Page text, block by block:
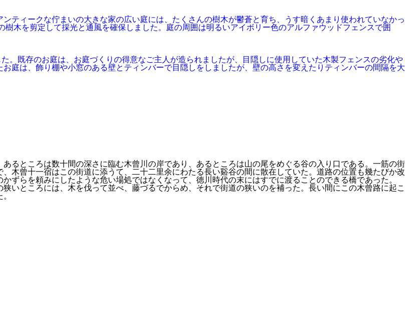
ティークな佇まいの大きな家の広い庭には、たくさんの樹木が鬱蒼と育ち、うす暗くあまり使われていなかっ
木を剪定して採光と通風を確保しました。庭の周囲は明るいアイボリー色のアルファウッドフェンスで囲
。既存のお庭は、お庭づくりの得意なご主人が造られましたが、目隠しに使用していた木製フェンスの劣化や
庭は、飾り棚や小窓のある壁とティンバーで目隠しをしましたが、壁の高さを変えたりティンバーの間隔を大
るところは数十間の深さに臨む木曾川の岸であり、あるところは山の尾をめぐる谷の入り口である。一筋の街
木曾十一宿はこの街道に添うて、二十二里余にわたる長い谿谷の間に散在していた。道路の位置も幾たびか改
ずらを頼みにしたような危い場処ではなくなって、徳川時代の末にはすでに渡ることのできる橋であった。
いところには、木を伐って並べ、藤づるでからめ、それで街道の狭いのを補った。長い間にこの木曾路に起こ